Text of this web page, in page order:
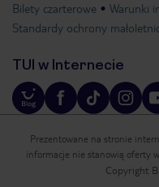
Bilety czarterowe
Warunki
Standardy ochrony
TUI w Internecie
Prezentowane na stronie
informacje nie stanowią oferty
Copyright